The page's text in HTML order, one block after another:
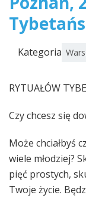
Kategoria
RYTUAŁÓW
Czy chcesz się
Może chciałbyś
wiele młodziej?
pięć prostych,
Twoje życie.